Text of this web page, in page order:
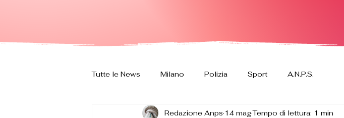
Tutte le News Milano Polizia Sport A.N.P.S.
Redazione Anps 14 magTempo di lettura: 1 min